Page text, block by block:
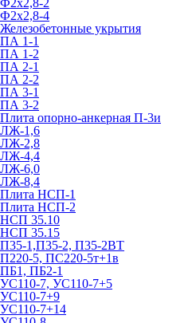
Ф2х2,8-2
Ф2х2,8-4
Железобетонные укрытия
ПА 1-1
ПА 1-2
ПА 2-1
ПА 2-2
ПА 3-1
ПА 3-2
Плита опорно-анкерная П-3и
ЛЖ-1,6
ЛЖ-2,8
ЛЖ-4,4
ЛЖ-6,0
ЛЖ-8,4
Плита НСП-1
Плита НСП-2
НСП 35.10
НСП 35.15
П35-1,П35-2, П35-2ВТ
П220-5, ПС220-5т+1в
ПБ1, ПБ2-1
УС110-7, УС110-7+5
УС110-7+9
УС110-7+14